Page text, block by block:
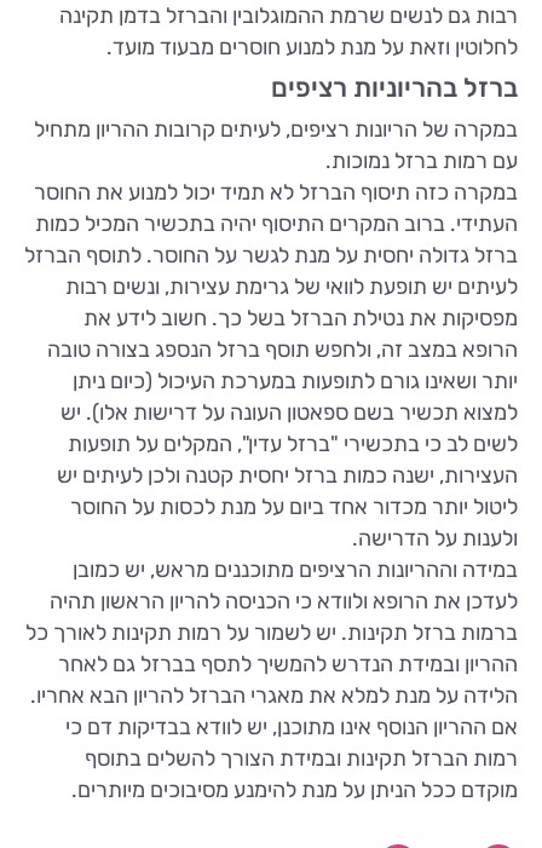
רבות גם לנשים שרמת ההמוגלובין והברזל בדמן תקינה
לחלוטין וזאת על מנת למנוע חוסרים מבעוד מועד.
ברזל בהריוניות רציפים
במקרה של הריונות רציפים, לעיתים קרובות ההריון מתחיל
עם רמות ברזל נמוכות.
במקרה כזה תיסוף הברזל לא תמיד יכול למנוע את החוסר
העתידי. ברוב המקרים התיסוף יהיה בתכשיר המכיל כמות
ברזל גדולה יחסית על מנת לגשר על החוסר. לתוסף הברזל
לעיתים יש תופעת לוואי של גרימת עצירות, ונשים רבות
מפסיקות את נטילת הברזל בשל כך. חשוב לידע את
הרופא במצב זה, ולחפש תוסף ברזל הנספג בצורה טובה
יותר ושאינו גורם לתופעות במערכת העיכול (כיום ניתן
למצוא תכשיר בשם ספאטון העונה על דרישות אלו). יש
לשים לב כי בתכשירי "ברזל עדין", המקלים על תופעות
העצירות, ישנה כמות ברזל יחסית קטנה ולכן לעיתים יש
ליטול יותר מכדור אחד ביום על מנת לכסות על החוסר
ולענות על הדרישה.
במידה וההריונות הרציפים מתוכננים מראש, יש כמובן
לעדכן את הרופא ולוודא כי הכניסה להריון הראשון תהיה
ברמות ברזל תקינות. יש לשמור על רמות תקינות לאורך כל
ההריון ובמידת הנדרש להמשיך לתסף בברזל גם לאחר
הלידה על מנת למלא את מאגרי הברזל להריון הבא אחריו.
אם ההריון הנוסף אינו מתוכנן, יש לוודא בבדיקות דם כי
רמות הברזל תקינות ובמידת הצורך להשלים בתוסף
מוקדם ככל הניתן על מנת להימנע מסיבוכים מיותרים.